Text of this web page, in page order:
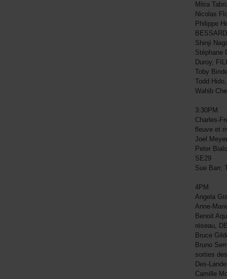
Mitra
Nicolas
Philippe
Shinji
Stéphane
Duroy,
Toby
Todd
Wahib
3:30PM
Charles-
fleuve et
Joel
Peter
SE29
Sue Barr,
4PM
Angela
Anne-
Benoit
réseau,
Bruce
Bruno
sorties
Des-
Camille